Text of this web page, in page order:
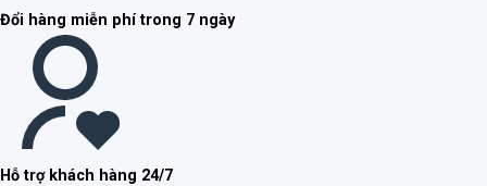
Đổi hàng miễn phí trong 7 ngày
Hỗ trợ khách hàng 24/7